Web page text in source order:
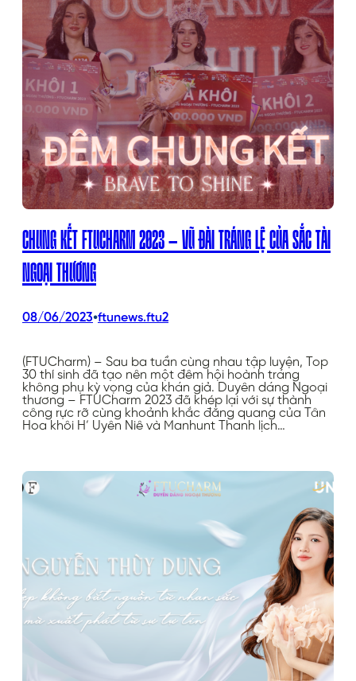
CHUNG KẾT FTUCHARM 2023 – VŨ ĐÀI TRÁNG LỆ CỦA SẮC TÀI
NGOẠI THƯƠNG
08/06/2023•ftunews.ftu2
(FTUCharm) – Sau ba tuần cùng nhau tập luyện, Top
30 thí sinh đã tạo nên một đêm hội hoành tráng
không phụ kỳ vọng của khán giả. Duyên dáng Ngoại
thương – FTUCharm 2023 đã khép lại với sự thành
công rực rỡ cùng khoảnh khắc đăng quang của Tân
Hoa khôi H’ Uyên Niê và Manhunt Thanh lịch…